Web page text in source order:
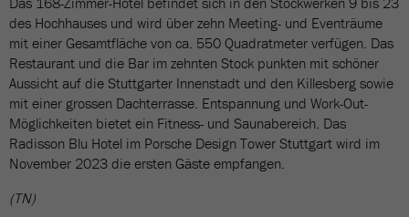
des Hochhauses und wird über zehn Meeting- und Eventräume
mit einer Gesamtfläche von ca. 550 Quadratmeter verfügen. Das
Restaurant und die Bar im zehnten Stock punkten mit schöner
Aussicht auf die Stuttgarter Innenstadt und den Killesberg sowie
mit einer grossen Dachterrasse. Entspannung und Work-Out-
Möglichkeiten bietet ein Fitness- und Saunabereich. Das
Radisson Blu Hotel im Porsche Design Tower Stuttgart wird im
November 2023 die ersten Gäste empfangen.
(TN)